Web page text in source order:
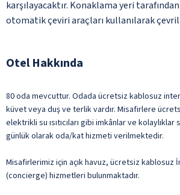
karşılayacaktır. Konaklama yeri
otomatik çeviri araçları kullanılarak
Otel Hakkında
80 oda mevcuttur. Odada ücretsiz kablosuz
küvet veya duş ve terlik vardır. Misafirlere
elektrikli su ısıtıcıları gibi imkânlar ve kolaylıklar
günlük olarak oda/kat hizmeti verilmektedir.
Misafirlerimiz için açık havuz, ücretsiz kablosuz
(concierge) hizmetleri bulunmaktadır.